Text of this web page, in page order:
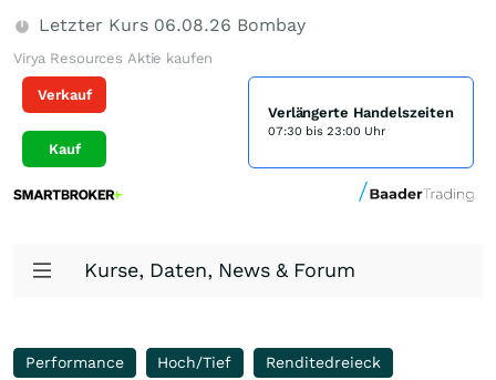
Letzter Kurs 06.08.26 Bombay
Virya Resources Aktie kaufen
Verkauf
Kauf
Verlängerte Handelszeiten
07:30 bis 23:00 Uhr
Kurse, Daten, News & Forum
Performance Hoch/Tief
Renditedreieck